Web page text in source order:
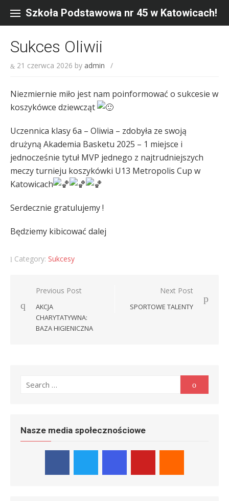
content
Szkoła Podstawowa nr 45 w Katowicach!
Sukces Oliwii
21 czerwca 2026 by admin /
Niezmiernie miło jest nam poinformować o sukcesie w
koszykówce dziewcząt
Uczennica klasy 6a – Oliwia – zdobyła ze swoją
drużyną Akademia Basketu 2025 – 1 miejsce i
jednocześnie tytuł MVP jednego z najtrudniejszych
meczy turnieju koszykówki U13 Metropolis Cup w
Katowicach
Serdecznie gratulujemy !
Będziemy kibicować dalej
Category: Sukcesy
Nawigacja
wpisu
Previous Post
AKCJA
CHARYTATYWNA:
BAZA HIGIENICZNA
Next Post
SPORTOWE TALENTY
for:
Nasze media społecznościowe